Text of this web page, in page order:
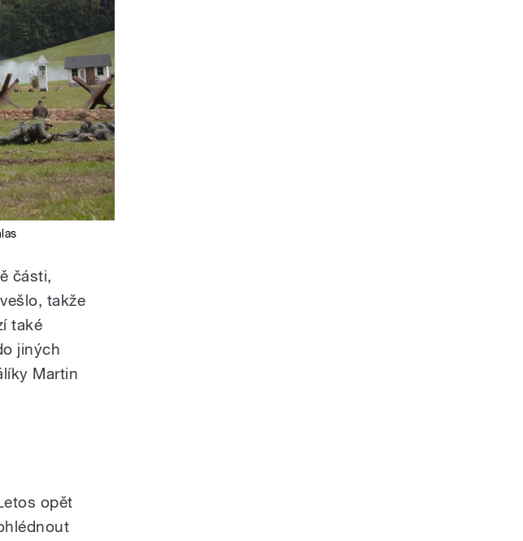
části,
takže
také
jiných
Martin
opět